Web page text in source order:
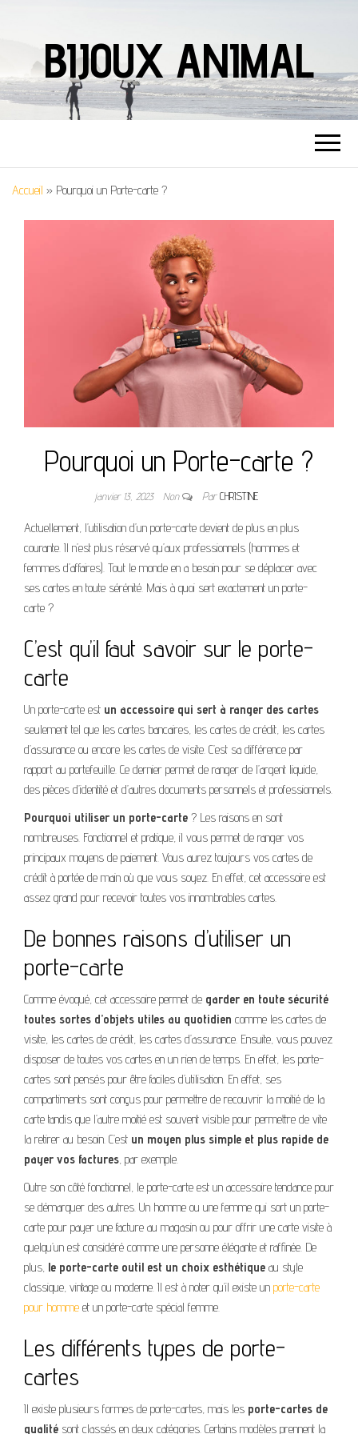
BIJOUX ANIMAL
Accueil » Pourquoi un Porte-carte ?
Pourquoi un Porte-carte ?
janvier 13, 2023 Non ParCHRISTINE
Actuellement, l’utilisation d’un porte-carte devient de plus en plus
courante. Il n’est plus réservé qu’aux professionnels (hommes et
femmes d’affaires). Tout le monde en a besoin pour se déplacer avec
ses cartes en toute sérénité. Mais à quoi sert exactement un porte-
carte ?
C’est qu’il faut savoir sur le porte-
carte
Un porte-carte est un accessoire qui sert à ranger des cartes
seulement tel que les cartes bancaires, les cartes de crédit, les cartes
d’assurance ou encore les cartes de visite. C’est sa différence par
rapport au portefeuille. Ce dernier permet de ranger de l’argent liquide,
des pièces d’identité et d’autres documents personnels et professionnels.
Pourquoi utiliser un porte-carte ? Les raisons en sont
nombreuses. Fonctionnel et pratique, il vous permet de ranger vos
principaux moyens de paiement. Vous aurez toujours vos cartes de
crédit à portée de main où que vous soyez. En effet, cet accessoire est
assez grand pour recevoir toutes vos innombrables cartes.
De bonnes raisons d’utiliser un
porte-carte
Comme évoqué, cet accessoire permet de garder en toute sécurité
toutes sortes d’objets utiles au quotidien comme les cartes de
visite, les cartes de crédit, les cartes d’assurance. Ensuite, vous pouvez
disposer de toutes vos cartes en un rien de temps. En effet, les porte-
cartes sont pensés pour être faciles d’utilisation. En effet, ses
compartiments sont conçus pour permettre de recouvrir la moitié de la
carte tandis que l’autre moitié est souvent visible pour permettre de vite
la retirer au besoin. C’est un moyen plus simple et plus rapide de
payer vos factures , par exemple.
Outre son côté fonctionnel, le porte-carte est un accessoire tendance pour
se démarquer des autres. Un homme ou une femme qui sort un porte-
carte pour payer une facture au magasin ou pour offrir une carte visite à
quelqu’un est considéré comme une personne élégante et raffinée. De
plus, le porte-carte outil est un choix esthétique au style
classique, vintage ou moderne. Il est à noter qu’il existe un porte-carte
pour homme et un porte-carte spécial femme.
Les différents types de porte-
cartes
Il existe plusieurs formes de porte-cartes, mais les porte-cartes de
qualité sont classés en deux catégories. Certains modèles prennent la